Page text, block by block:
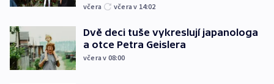
včera včera v 14:02
Dvě deci tuše vykreslují japanologa
a otce Petra Geislera
včera v 08:00